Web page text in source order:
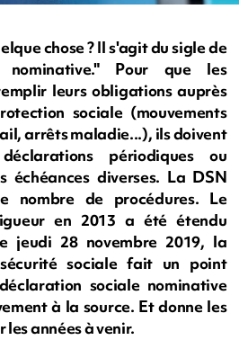
chose ? Il s'agit du sigle de
nominative." Pour que les
leurs obligations auprès
sociale (mouvements
arrêts maladie...), ils doivent
périodiques ou
échéances diverses. La DSN
nombre de procédures. Le
en 2013 a été étendu
jeudi 28 novembre 2019, la
sociale fait un point
sociale nominative
à la source. Et donne les
les années à venir.